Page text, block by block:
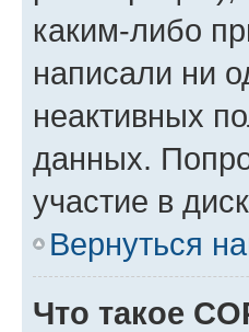
каким-либо
написали ни
неактивных
данных.
участие в
Вернуться
Что такое